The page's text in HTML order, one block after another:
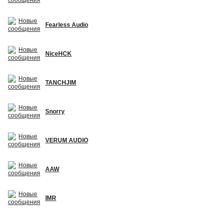
Fearless Audio
NiceHCK
TANCHJIM
Snorry
VERUM AUDIO
AAW
IMR